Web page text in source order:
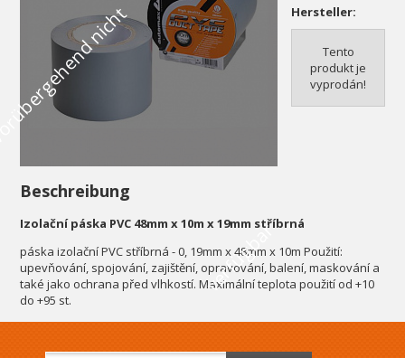
r
Hersteller:
Tento
produkt je
vyprodán!
Beschreibung
Izolační páska PVC 48mm x 10m x 19mm stříbrná
páska izolační PVC stříbrná - 0, 19mm x 48mm x 10m Použití:
upevňování, spojování, zajištění, opravování, balení, maskování a
také jako ochrana před vlhkostí. Maximální teplota použití od +10
do +95 st.